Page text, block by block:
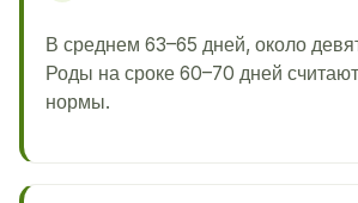
В среднем 63–65 дней, около
Роды на сроке 60–70 дней
нормы.